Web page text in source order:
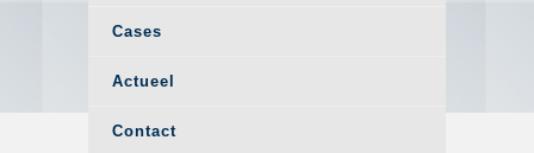
Cases
Actueel
Contact